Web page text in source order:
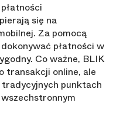
się na
Za pomocą
płatności w
Co ważne, BLIK
transakcji online, ale
punktach